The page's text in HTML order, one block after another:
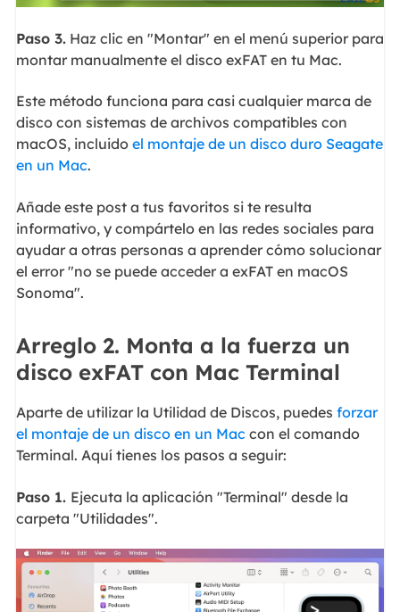
Paso 3.Haz clic en "Montar" en el menú superior para
montar manualmente el disco exFAT en tu Mac.
Este método funciona para casi cualquier marca de
disco con sistemas de archivos compatibles con
macOS, incluido el montaje de un disco duro Seagate
en un Mac.
Añade este post a tus favoritos si te resulta
informativo, y compártelo en las redes sociales para
ayudar a otras personas a aprender cómo solucionar
el error "no se puede acceder a exFAT en macOS
Sonoma".
Arreglo 2. Monta a la fuerza un
disco exFAT con Mac Terminal
Aparte de utilizar la Utilidad de Discos, puedes forzar
el montaje de un disco en un Mac con el comando
Terminal. Aquí tienes los pasos a seguir:
Paso 1. Ejecuta la aplicación "Terminal" desde la
carpeta "Utilidades".